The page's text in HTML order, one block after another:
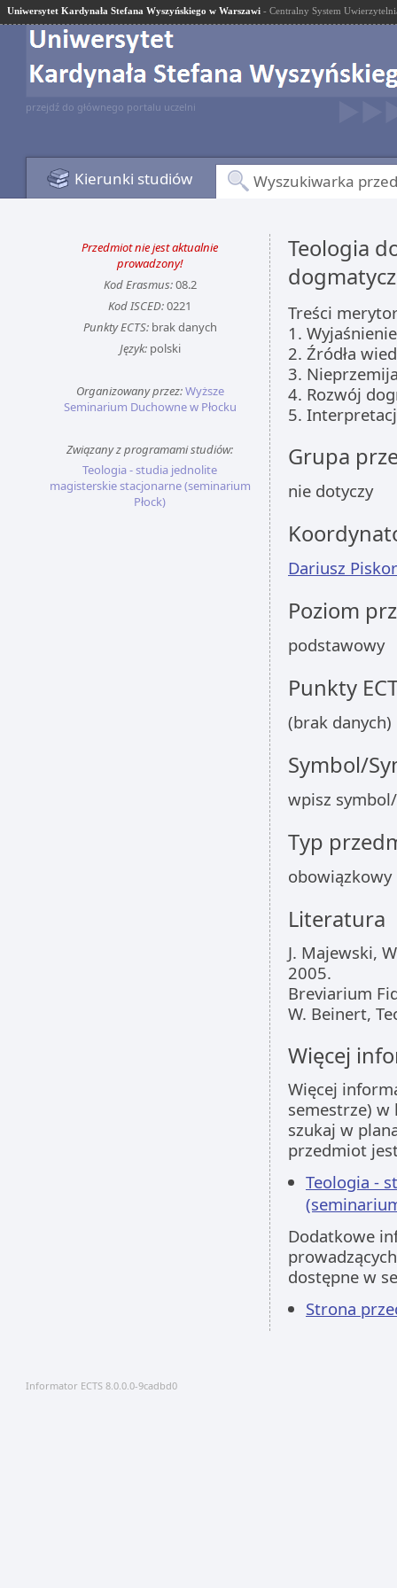
Uniwersytet Kardynała Stefana Wyszyńskiego w Warszawi - Centralny System
przejdź do głównego portalu uczelni
Kierunki studiów Wyszukiwarka
Przedmiot nie jest aktualnie
prowadzony!
Kod Erasmus:08.2
Kod ISCED:0221
Punkty ECTS:brak danych
Język:polski
Organizowany przez:Wyższe
Seminarium Duchowne w Płocku
Związany z programami studiów:
Teologia - studia jednolite
magisterskie stacjonarne (seminarium
Płock)
Teologia
Treści
1.
2. Źródła
3.
4. Rozwój
5.
Grupa
nie dotyczy
Dariusz
Poziom
podstawowy
Punkty
(brak danych)
Symbol/
wpisz
Typ
obowiązkowy
Literatura
J. Majewski,
2005.
Breviarium
W. Beinert,
Więcej
Więcej
semestrze)
szukaj w
przedmiot
Teologia -
Dodatkowe
dostępne w
Strona
Informator ECTS 8.0.0.0-9cadbd0